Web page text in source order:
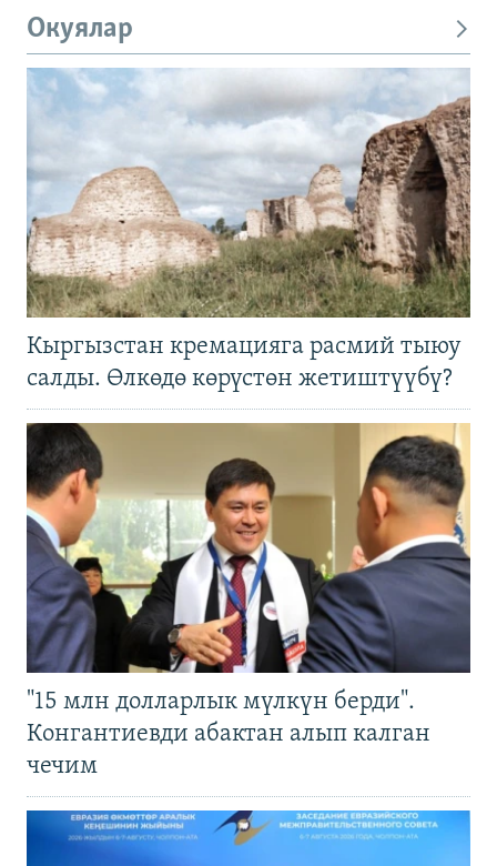
Окуялар
Кыргызстан кремацияга расмий тыюу
салды. Өлкөдө көрүстөн жетиштүүбү?
"15 млн долларлык мүлкүн берди".
Конгантиевди абактан алып калган
чечим